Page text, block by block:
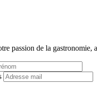
passion de la gastronomie,